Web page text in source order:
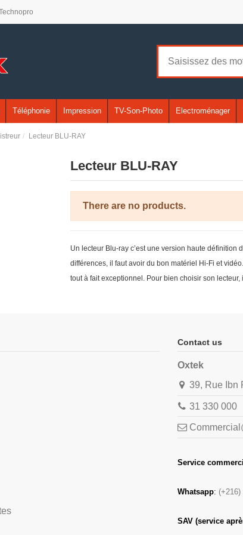
Téléphonie Impression TV-Son-Photo Electroménager
Lecteur BLU-RAY
Lecteur BLU-RAY
There are no products.
Un lecteur Blu-ray c’est une version haute définition
différences, il faut avoir du bon matériel Hi-Fi et
tout à fait exceptionnel. Pour bien choisir son
Contact us
Oxtek
39, Rue Ibn
31 330 000
Service
Whatsapp: (+216)
SAV (service